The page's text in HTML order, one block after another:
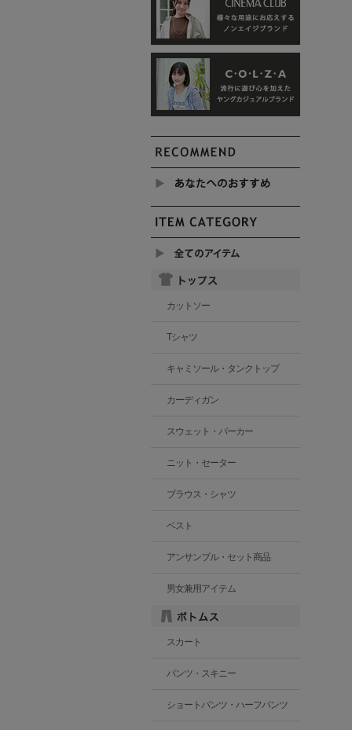
カットソー
Tシャツ
キャミソール・タンクトップ
カーディガン
スウェット・パーカー
ニット・セーター
ブラウス・シャツ
ベスト
アンサンブル・セット商品
男女兼用アイテム
スカート
パンツ・スキニー
ショートパンツ・ハーフパンツ